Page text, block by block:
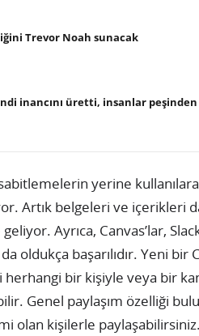
Trevor Noah sunacak
inancını üretti, insanlar
yerine
Artık belgeleri ve içerikleri
Ayrıca, Canvas’lar,
oldukça başarılıdır. Yeni bir
bir kişiyle veya bir
Genel paylaşım özelliği
olan kişilerle